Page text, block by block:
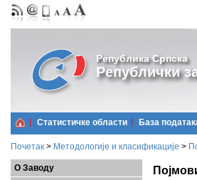
Република Српска
Републички
Статистичке области Базa
Почетак > Методологије и класификације >
О Заводу